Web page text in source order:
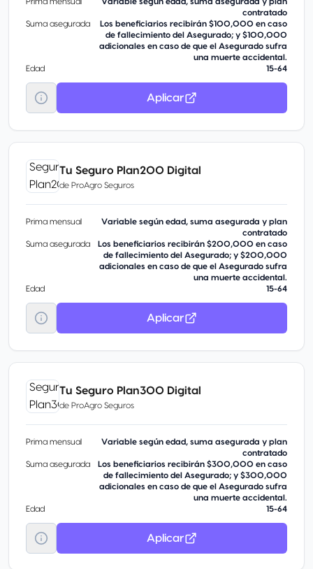
contratado
Suma asegurada
Los beneficiarios recibirán $100,000 en caso
de fallecimiento del Asegurado; y $100,000
adicionales en caso de que el Asegurado sufra
una muerte accidental.
Edad
15-64
Aplicar
Tu Seguro Plan200 Digital
de ProAgro Seguros
Prima mensual
Variable según edad, suma asegurada y plan
contratado
Suma asegurada
Los beneficiarios recibirán $200,000 en caso
de fallecimiento del Asegurado; y $200,000
adicionales en caso de que el Asegurado sufra
una muerte accidental.
Edad
15-64
Aplicar
Tu Seguro Plan300 Digital
de ProAgro Seguros
Prima mensual
Variable según edad, suma asegurada y plan
contratado
Suma asegurada
Los beneficiarios recibirán $300,000 en caso
de fallecimiento del Asegurado; y $300,000
adicionales en caso de que el Asegurado sufra
una muerte accidental.
Edad
15-64
Aplicar